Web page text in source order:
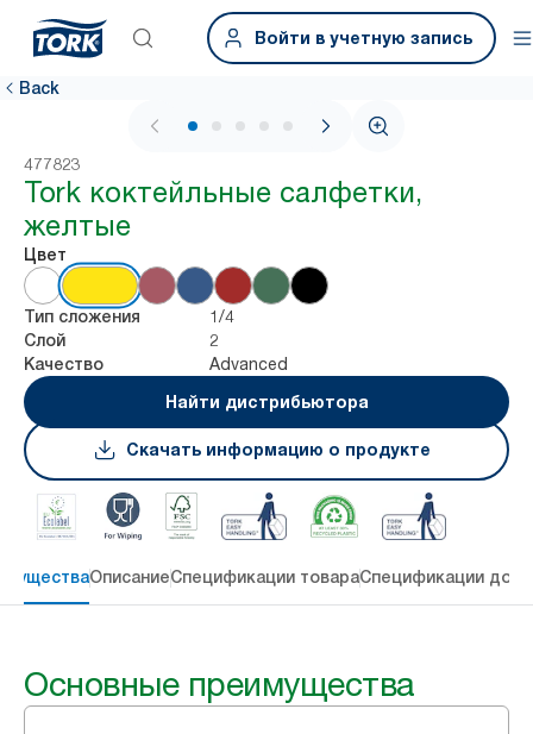
Войти в учетную запись
Back
1 / 5
477823
Tork коктейльные салфетки,
желтые
Цвет
Тип сложения 1/4
Слой 2
Качество
Advanced
Найти дистрибьютора
Скачать информацию о продукте
ОписаниеСпецификации товараСпецификации
Основные преимущества